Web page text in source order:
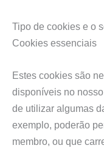
Tipo de cookies e o
Cookies essenciais
Estes cookies são
disponíveis no
de utilizar algumas
exemplo, poderão
membro, ou que